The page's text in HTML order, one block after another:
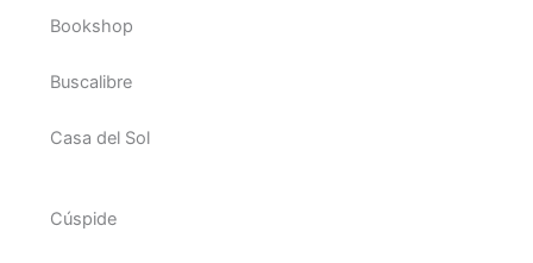
Bookshop
Buscalibre
Casa del Sol
Cúspide